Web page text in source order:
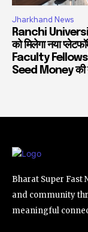
Jharkhand News
Ranchi
को मिलेगा नया
Faculty
Seed Money की
Bharat Super Fast
and community
meaningful